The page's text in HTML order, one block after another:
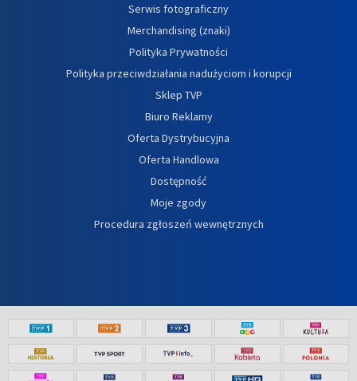
Serwis fotograficzny
Merchandising (znaki)
Polityka Prywatności
Polityka przeciwdziałania nadużyciom i korupcji
Sklep TVP
Biuro Reklamy
Oferta Dystrybucyjna
Oferta Handlowa
Dostępność
Moje zgody
Procedura zgłoszeń wewnętrznych